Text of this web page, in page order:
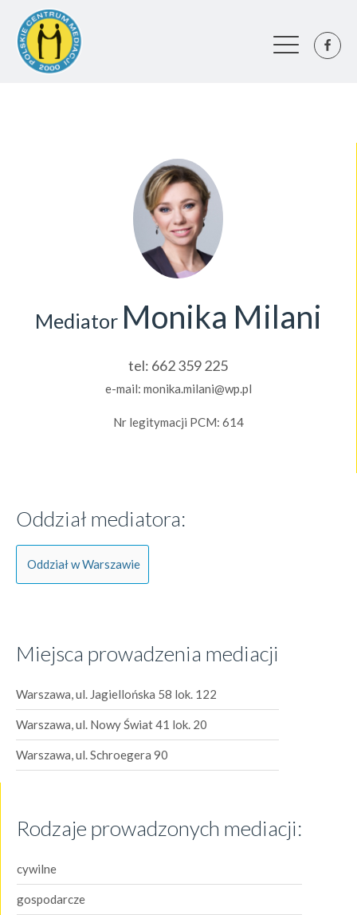
Mediator Monika Milani
tel: 662 359 225
e-mail: monika.milani@wp.pl
Nr legitymacji PCM: 614
Oddział mediatora:
Oddział w Warszawie
Miejsca prowadzenia mediacji
Warszawa, ul. Jagiellońska 58 lok. 122
Warszawa, ul. Nowy Świat 41 lok. 20
Warszawa, ul. Schroegera 90
Rodzaje prowadzonych mediacji:
cywilne
gospodarcze